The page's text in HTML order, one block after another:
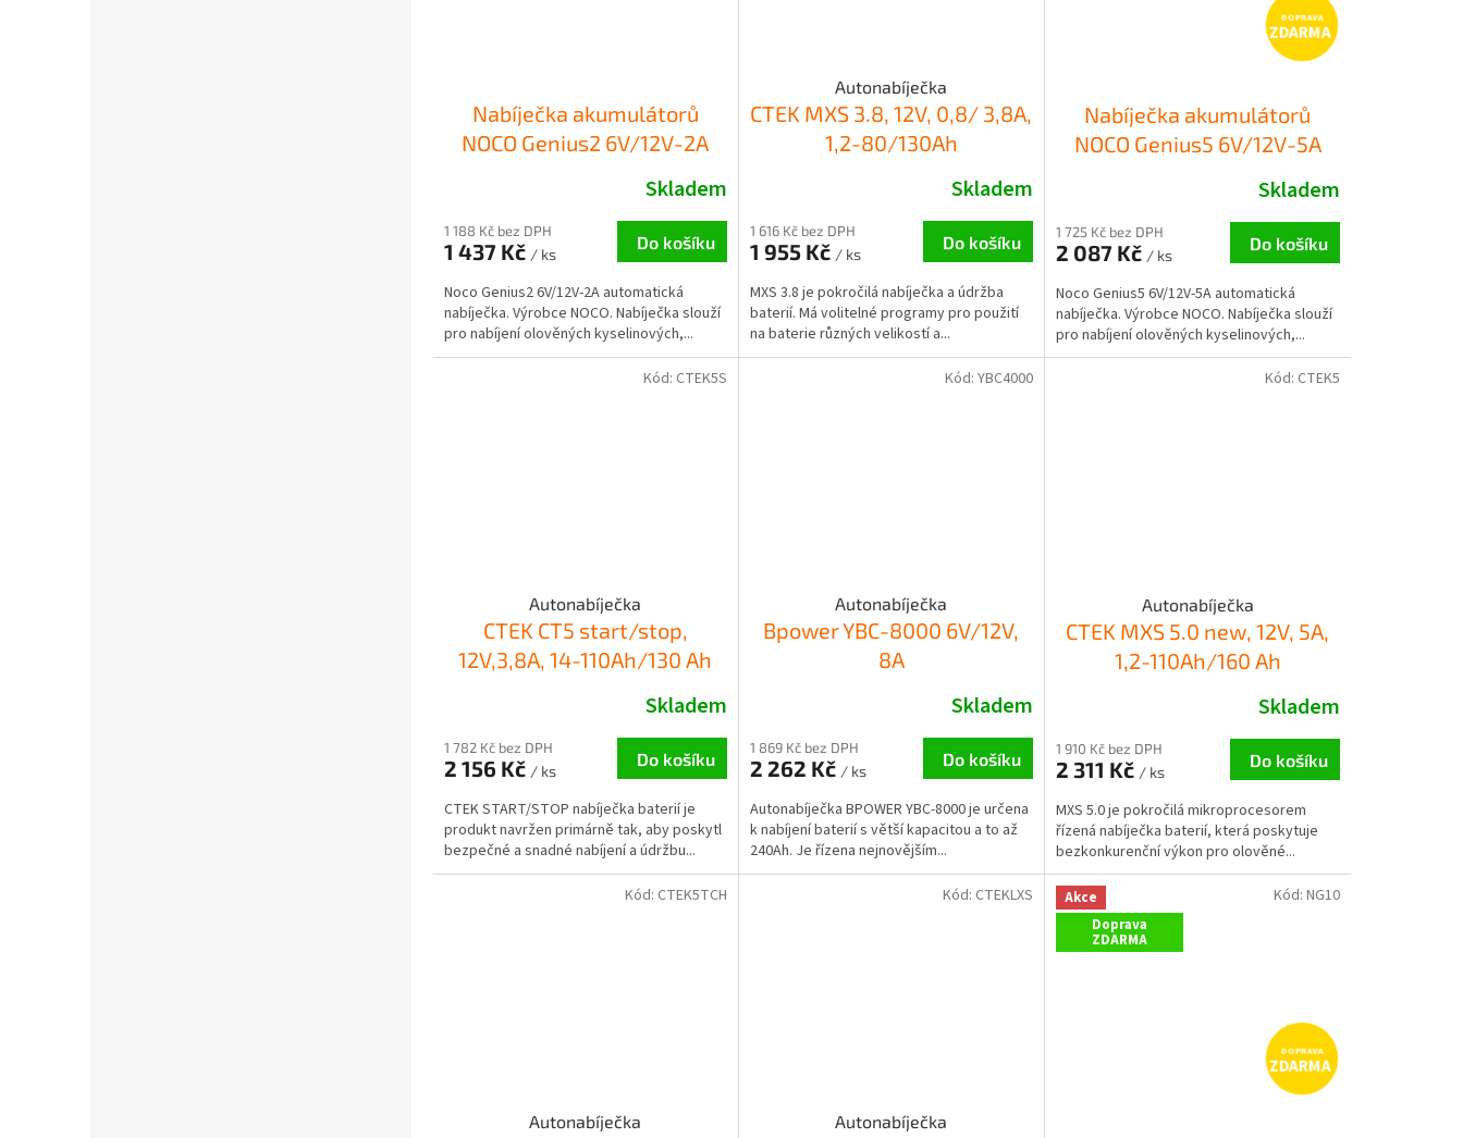
Nabíječka akumulátorů
NOCO Genius2 6V/12V-2A
Skladem
1 188 Kč bez DPH
1 437 Kč / ks
Do košíku
Noco Genius2 6V/12V-2A automatická
nabíječka. Výrobce NOCO. Nabíječka slouží
pro nabíjení olověných kyselinových,...
Autonabíječka
CTEK MXS 3.8, 12V, 0,8/ 3,8A,
1,2-80/130Ah
Skladem
1 616 Kč bez DPH
1 955 Kč / ks
Do košíku
MXS 3.8 je pokročilá nabíječka a údržba
baterií. Má volitelné programy pro použití
na baterie různých velikostí a...
ZDARMA
Nabíječka akumulátorů
NOCO Genius5 6V/12V-5A
Skladem
1 725 Kč bez DPH
2 087 Kč / ks
Do košíku
Noco Genius5 6V/12V-5A automatická
nabíječka. Výrobce NOCO. Nabíječka slouží
pro nabíjení olověných kyselinových,...
Autonabíječka
CTEK CT5 start/stop,
12V,3,8A, 14-110Ah/130 Ah
Skladem
1 782 Kč bez DPH
2 156 Kč / ks
Do košíku
CTEK START/STOP nabíječka baterií je
produkt navržen primárně tak, aby poskytl
bezpečné a snadné nabíjení a údržbu...
Kód: CTEK5S
Autonabíječka
Bpower YBC-8000 6V/12V,
8A
Skladem
1 869 Kč bez DPH
2 262 Kč / ks
Do košíku
Autonabíječka BPOWER YBC-8000 je určena
k nabíjení baterií s větší kapacitou a to až
240Ah. Je řízena nejnovějším...
Kód: YBC4000
Autonabíječka
CTEK MXS 5.0 new, 12V, 5A,
1,2-110Ah/160 Ah
Skladem
1 910 Kč bez DPH
2 311 Kč / ks
Do košíku
MXS 5.0 je pokročilá mikroprocesorem
řízená nabíječka baterií, která poskytuje
bezkonkurenční výkon pro olověné...
Kód: CTEK5
Autonabíječka
Kód: CTEK5TCH
Autonabíječka
Kód: CTEKLXS
Akce
Doprava
ZDARMA
ZDARMA
Kód: NG10